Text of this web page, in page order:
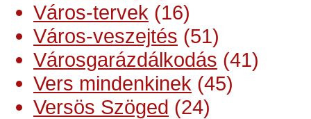
Város-tervek (16)
Város-veszejtés (51)
Városgarázdálkodás (41)
Vers mindenkinek (45)
Versös Szöged (24)